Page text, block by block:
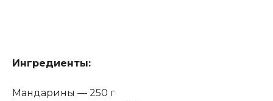
Ингредиенты:
Мандарины — 250 г